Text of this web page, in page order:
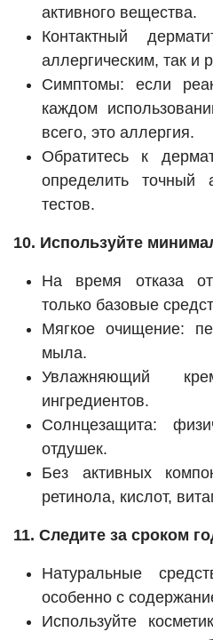
активного вещества.
Контактный
аллергическим, так
Симптомы: если
каждом
всего, это аллергия.
Обратитесь к
определить
тестов.
10. Используйте
На время отказа от
только базовые
Мягкое очищение:
мыла.
Увлажняющий
ингредиентов.
Солнцезащита:
отдушек.
Без активных
ретинола, кислот,
11. Следите за сроком
Натуральные
особенно с
Используйте